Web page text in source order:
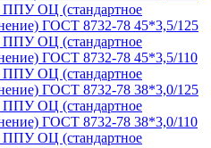
ППУ ОЦ (стандартное
ГОСТ 8732-78 45*3,5/125
ППУ ОЦ (стандартное
ГОСТ 8732-78 45*3,5/110
ППУ ОЦ (стандартное
ГОСТ 8732-78 38*3,0/125
ППУ ОЦ (стандартное
ГОСТ 8732-78 38*3,0/110
ППУ ОЦ (стандартное